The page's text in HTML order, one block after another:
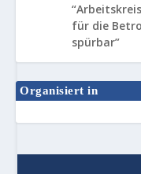
für die
spürbar”
Organisiert in